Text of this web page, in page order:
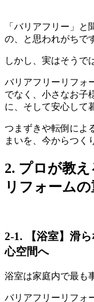
「バリアフリー」
の、と思われがちで
しかし、実はそうで
バリアフリーリフォ
でなく、小さなお子
に、そして安心して
つまずきや転倒によ
まいを、今からつく
2. プロが教
リフォーム
2-1. 【浴室】滑
心空間へ
浴室は家庭内で最も
バリアフリーリフォ